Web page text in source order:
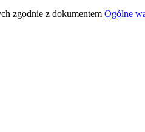
zgodnie z dokumentem Ogólne